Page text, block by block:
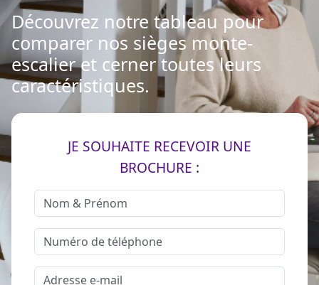
Découvrez notre tableau pour
comparer nos sièges monte-
escalier et cerner toutes leurs
caractéristiques.
JE SOUHAITE RECEVOIR UNE
BROCHURE :